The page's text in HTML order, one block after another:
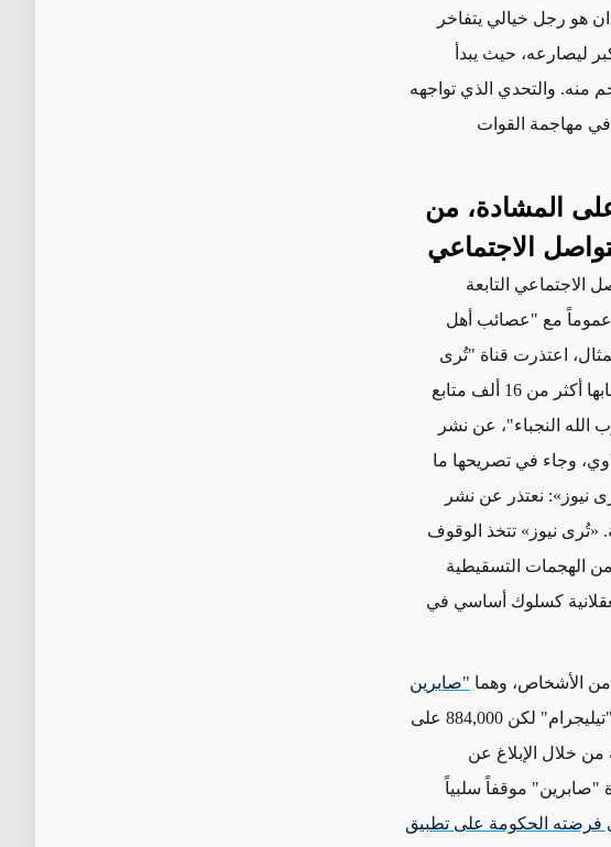
هو رجل خيالي يتفاخر
ليصارعه، حيث يبدأ
منه. والتحدي الذيتواجهه
مهاجمة القوات
المشادة، من
الاجتماعي
الاجتماعي التابعة
عموماً مع "عصائب أهل
اعتذرت قناة "تُرى
نيوز"، التي يضم حسابها أكثر من 16 ألف متابع
الله النجباء"، عن نشر
وجاء في تصريحها ما
نيوز »: نعتذر عن نشر
«تُرى نيوز » تتخذ الوقوف
الهجمات التسقيطية
كسلوك أساسي في
الأشخاص، وهما "صابرين
لكن884,000 على
من خلال الإبلاغ عن
"صابرين" موقفاً سلبياً
فرضته الحكومة على تطبيق